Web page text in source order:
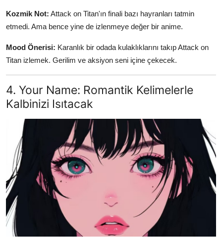
Kozmik Not: Attack on Titan'ın finali bazı hayranları tatmin
etmedi. Ama bence yine de izlenmeye değer bir anime.
Mood Önerisi: Karanlık bir odada kulaklıklarını takıp Attack on
Titan izlemek. Gerilim ve aksiyon seni içine çekecek.
4. Your Name: Romantik Kelimelerle
Kalbinizi Isıtacak